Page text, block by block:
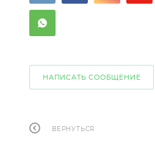
НАПИСАТЬ СООБЩЕНИЕ
ВЕРНУТЬСЯ